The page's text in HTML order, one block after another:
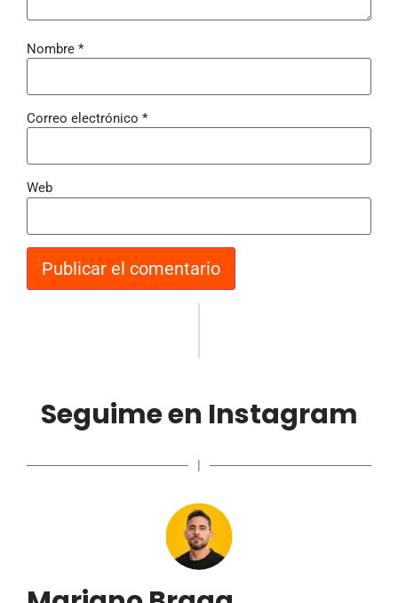
Nombre *
Correo electrónico *
Web
Seguime en Instagram
|